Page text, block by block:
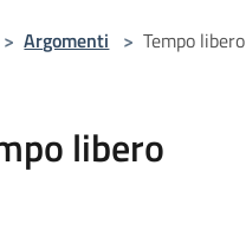
> Argomenti > Tempo libero
libero